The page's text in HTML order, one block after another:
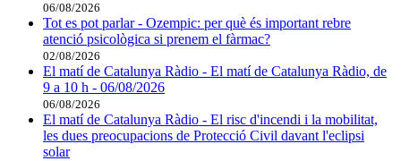
06/08/2026
Tot es pot parlar - Ozempic: per què és important rebre
atenció psicològica si prenem el fàrmac?
02/08/2026
El matí de Catalunya Ràdio - El matí de Catalunya Ràdio, de
9 a 10 h - 06/08/2026
06/08/2026
El matí de Catalunya Ràdio - El risc d'incendi i la mobilitat,
les dues preocupacions de Protecció Civil davant l'eclipsi
solar